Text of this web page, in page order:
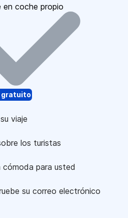
en coche propio
gratuito
viaje
los turistas
cómoda para usted
su correo electrónico